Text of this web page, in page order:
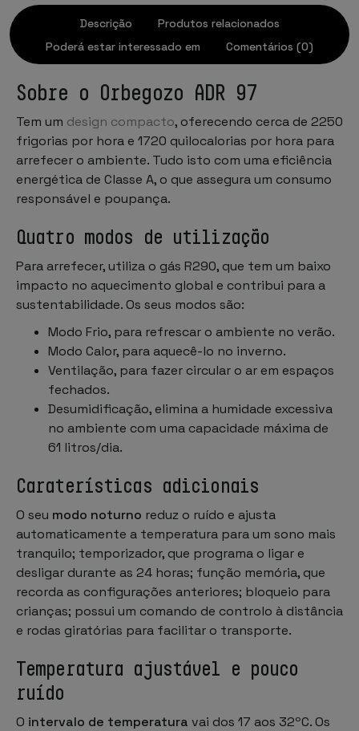
Descrição
Produtos relacionados
Poderá estar interessado em
Comentários (0)
Sobre o Orbegozo ADR 97
Tem um design compacto, oferecendo cerca de 2250
frigorias por hora e 1720 quilocalorias por hora para
arrefecer o ambiente. Tudo isto com uma eficiência
energética de Classe A, o que assegura um consumo
responsável e poupança.
Quatro modos de utilização
Para arrefecer, utiliza o gás R290, que tem um baixo
impacto no aquecimento global e contribui para a
sustentabilidade. Os seus modos são:
Modo Frio, para refrescar o ambiente no verão.
Modo Calor, para aquecê-lo no inverno.
Ventilação, para fazer circular o ar em espaços
fechados.
Desumidificação, elimina a humidade excessiva
no ambiente com uma capacidade máxima de
61 litros/dia.
Caraterísticas adicionais
O seu modo noturno reduz o ruído e ajusta
automaticamente a temperatura para um sono mais
tranquilo; temporizador, que programa o ligar e
desligar durante as 24 horas; função memória, que
recorda as configurações anteriores; bloqueio para
crianças; possui um comando de controlo à distância
e rodas giratórias para facilitar o transporte.
Temperatura ajustável e pouco
ruído
O intervalo de temperatura vai dos 17 aos 32ºC. Os